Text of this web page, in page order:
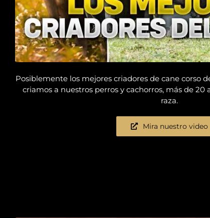
Posiblemente los mejores criadores de cane corso
criamos a nuestros perros y cachorros, más de 20
raza.
Mira nuestro video